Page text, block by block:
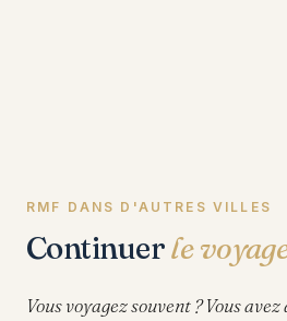
RMF DANS D'AUTRES VILLES
Continuerle
Vous voyagez souvent ? Vous